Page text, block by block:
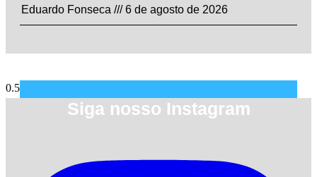
Eduardo Fonseca
6 de agosto de 2026
Siga nosso Instagram